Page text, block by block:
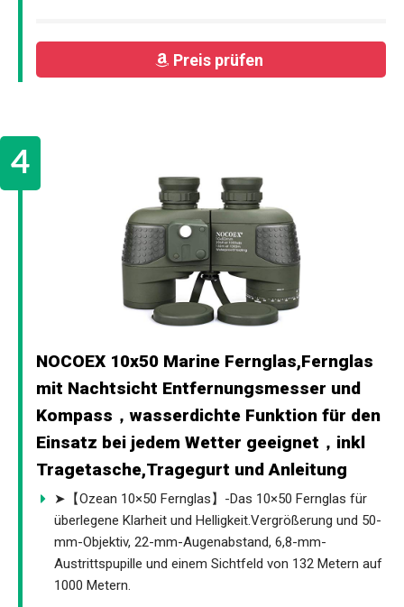
Preis prüfen
NOCOEX 10x50 Marine Fernglas,Fernglas
mit Nachtsicht Entfernungsmesser und
Kompass，wasserdichte Funktion für den
Einsatz bei jedem Wetter geeignet，inkl
Tragetasche,Tragegurt und Anleitung
➤【Ozean 10×50 Fernglas】-Das 10×50 Fernglas für
überlegene Klarheit und Helligkeit.Vergrößerung und 50-
mm-Objektiv, 22-mm-Augenabstand, 6,8-mm-
Austrittspupille und einem Sichtfeld von 132 Metern auf
1000 Metern.